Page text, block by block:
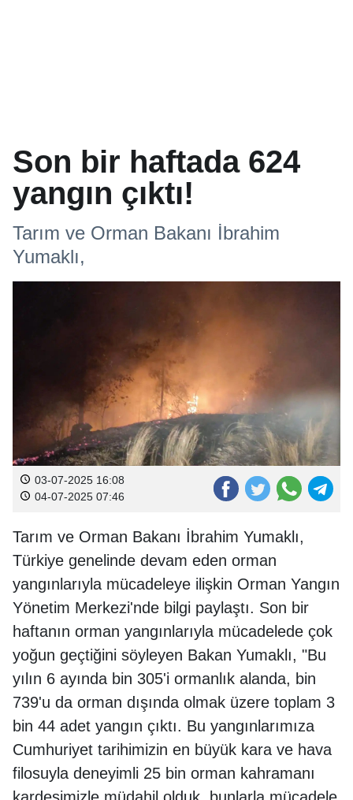
Son bir haftada 624
yangın çıktı!
Tarım ve Orman Bakanı İbrahim
Yumaklı,
03-07-2025 16:08
04-07-2025 07:46
Tarım ve Orman Bakanı İbrahim Yumaklı,
Türkiye genelinde devam eden orman
yangınlarıyla mücadeleye ilişkin Orman Yangın
Yönetim Merkezi'nde bilgi paylaştı. Son bir
haftanın orman yangınlarıyla mücadelede çok
yoğun geçtiğini söyleyen Bakan Yumaklı, "Bu
yılın 6 ayında bin 305'i ormanlık alanda, bin
739'u da orman dışında olmak üzere toplam 3
bin 44 adet yangın çıktı. Bu yangınlarımıza
Cumhuriyet tarihimizin en büyük kara ve hava
filosuyla deneyimli 25 bin orman kahramanı